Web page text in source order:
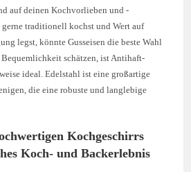
auf deinen Kochvorlieben und -
traditionell kochst und Wert auf
legst, könnte Gusseisen die beste Wahl
schätzen, ist Antihaft-
ideal. Edelstahl ist eine großartige
die eine robuste und langlebige
Kochgeschirrs
Koch- und Backerlebnis